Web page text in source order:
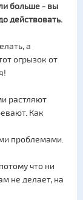
больше - вы
действовать.
а
огрызок от
растляют
Как
проблемами.
что ни
не делает, на